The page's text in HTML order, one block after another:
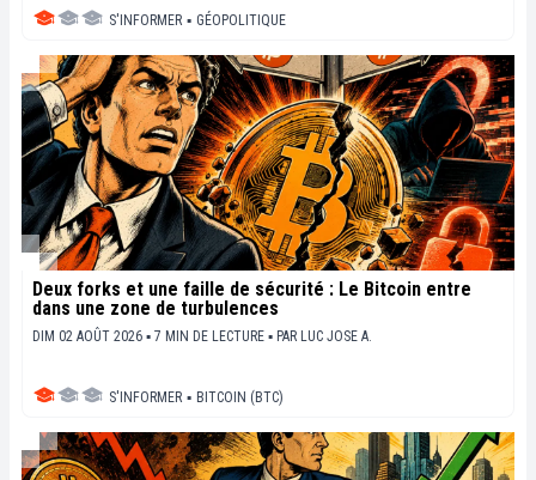
S'INFORMER ▪ GÉOPOLITIQUE
Deux forks et une faille de sécurité : Le Bitcoin entre
dans une zone de turbulences
DIM 02 AOÛT 2026 ▪ 7 MIN DE LECTURE ▪ PAR LUC JOSE A.
S'INFORMER ▪ BITCOIN (BTC)